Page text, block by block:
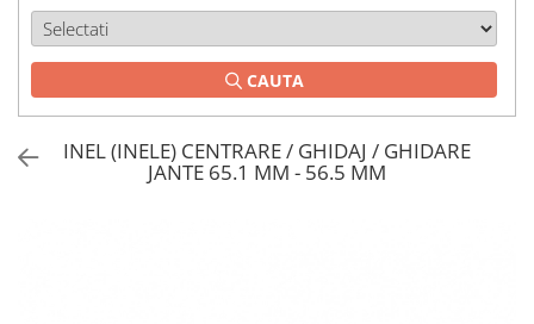
CAUTA
INEL (INELE) CENTRARE / GHIDAJ / GHIDARE
JANTE 65.1 MM - 56.5 MM